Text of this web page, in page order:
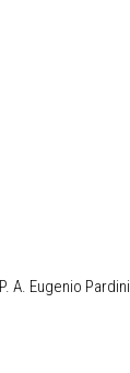
A. Eugenio Pardini